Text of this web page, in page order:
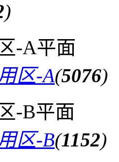
)
-A平面
区-A(5076)
-B平面
区-B(1152)